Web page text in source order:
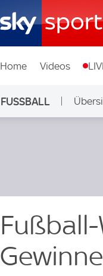
Home Videos
FUSSBALL